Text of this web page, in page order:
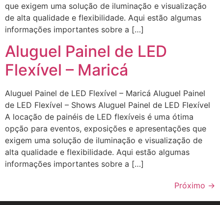
que exigem uma solução de iluminação e visualização
de alta qualidade e flexibilidade. Aqui estão algumas
informações importantes sobre a […]
Aluguel Painel de LED
Flexível – Maricá
Aluguel Painel de LED Flexível – Maricá Aluguel Painel
de LED Flexível – Shows Aluguel Painel de LED Flexível
A locação de painéis de LED flexíveis é uma ótima
opção para eventos, exposições e apresentações que
exigem uma solução de iluminação e visualização de
alta qualidade e flexibilidade. Aqui estão algumas
informações importantes sobre a […]
Próximo →